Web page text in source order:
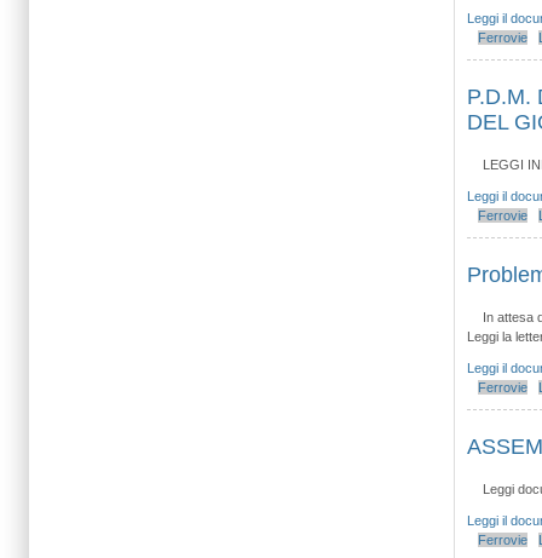
Leggi il
Ferrovie
P.D.M.
DEL
LEGGI
Leggi il
Ferrovie
In attesa
Leggi la
Leggi il
Ferrovie
Leggi
Leggi il
Ferrovie